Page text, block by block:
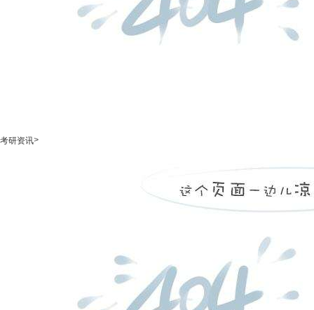
考研资讯>